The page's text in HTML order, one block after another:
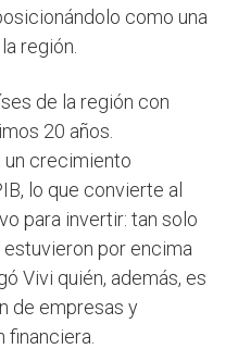
como una
región.
de la región con
20 años.
un crecimiento
lo que convierte al
para invertir: tan solo
por encima
Vivi quién, además, es
de empresas y